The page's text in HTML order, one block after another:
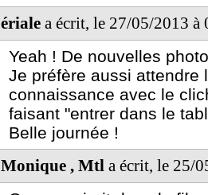
ériale a écrit, le 27/05/2013 à
Yeah ! De nouvelles
Je préfère aussi attendre
connaissance avec le
faisant "entrer dans le
Belle journée !
Monique , Mtl a écrit, le 25/